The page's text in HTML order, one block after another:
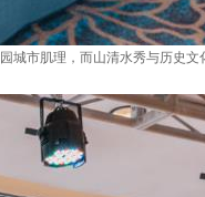
市肌理，而山清水秀与历史